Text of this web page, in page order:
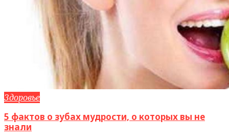
Здоровье
5 фактов о зубах мудрости, о которых вы не
знали